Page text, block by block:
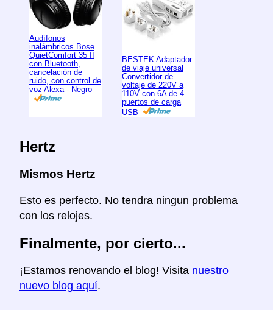
Audífonos
inalámbricos Bose
QuietComfort 35 II
con Bluetooth,
cancelación de
ruido, con control de
voz Alexa - Negro
BESTEK Adaptador
de viaje universal
Convertidor de
voltaje de 220V a
110V con 6A de 4
puertos de carga
USB
Hertz
Mismos Hertz
Esto es perfecto. No tendra ningun problema
con los relojes.
Finalmente, por cierto...
¡Estamos renovando el blog! Visita nuestro
nuevo blog aquí.